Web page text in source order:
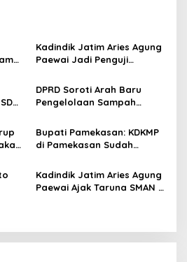
Kadindik Jatim Aries Agung
Paewai Jadi Penguji
Tingkat II 2026, Tekankan
Inovasi Berdampak bagi
Masyarakat
DPRD Soroti Arah Baru
Pengelolaan Sampah
TPA Benowo
Bupati Pamekasan: KDKMP
di Pamekasan Sudah
Selesai Akhir Juli 2026
Kadindik Jatim Aries Agung
Paewai Ajak Taruna SMAN 2